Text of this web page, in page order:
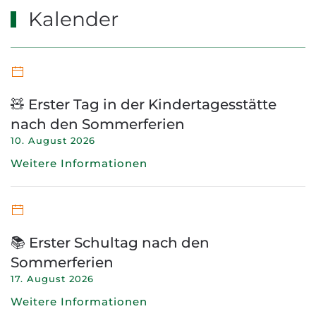
Kalender
🧸 Erster Tag in der Kindertagesstätte
nach den Sommerferien
10. August 2026
Weitere Informationen
📚 Erster Schultag nach den
Sommerferien
17. August 2026
Weitere Informationen